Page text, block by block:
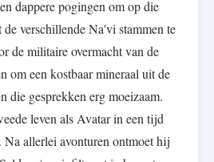
dappere pogingen om op die
verschillende Na'vi stammen te
de militaire overmacht van de
om een kostbaar mineraal uit de
die gesprekken erg moeizaam.
leven als Avatar in een tijd
Na allerlei avonturen ontmoet hij